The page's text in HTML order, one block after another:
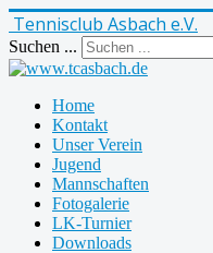
Tennisclub Asbach e.V.
Suchen ...
Home
Kontakt
Unser Verein
Jugend
Mannschaften
Fotogalerie
LK-Turnier
Downloads